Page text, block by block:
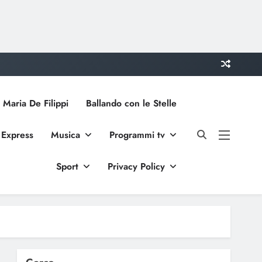
De Filippi Ballando con le Stelle
Musica Programmi tv
Sport Privacy Policy